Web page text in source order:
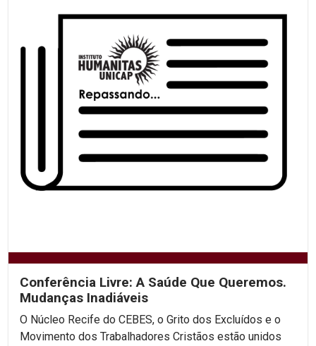
Conferência Livre: A Saúde Que Queremos.
Mudanças Inadiáveis
O Núcleo Recife do CEBES, o Grito dos Excluídos e o
Movimento dos Trabalhadores Cristãos estão unidos